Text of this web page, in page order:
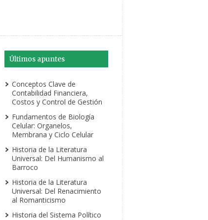
Últimos apuntes
Conceptos Clave de
Contabilidad Financiera,
Costos y Control de Gestión
Fundamentos de Biología
Celular: Organelos,
Membrana y Ciclo Celular
Historia de la Literatura
Universal: Del Humanismo al
Barroco
Historia de la Literatura
Universal: Del Renacimiento
al Romanticismo
Historia del Sistema Político